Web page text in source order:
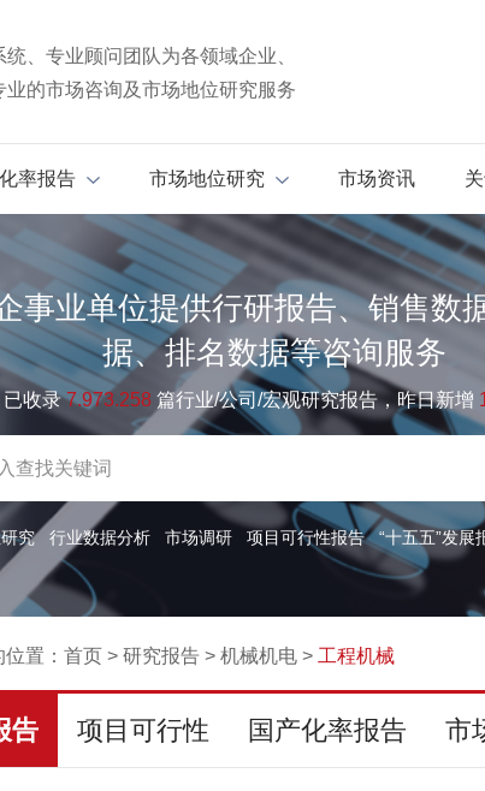
统、专业顾问团队为各领域企业、
业的市场咨询及市场地位研究服务
率报告 市场地位研究 市场资讯
事业单位提供行研报告、销售数
据、排名数据等咨询服务
已收录7.973.258 篇行业/公司/宏观研究报告，昨日新增
究 行业数据分析 市场调研 项目可行性报告 “十五五”发展
置： 首页 > 研究报告 > 机械机电 > 工程机械
告 项目可行性 国产化率报告 市